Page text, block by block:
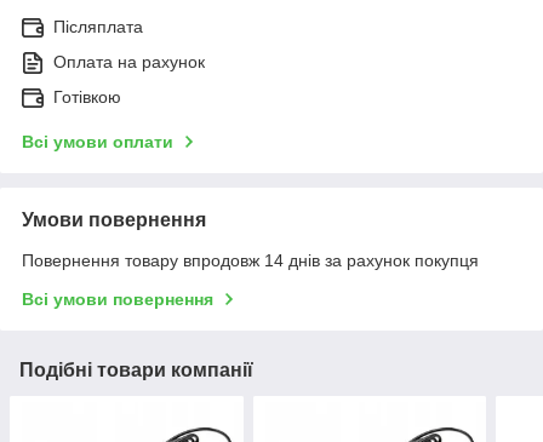
Післяплата
Оплата на рахунок
Готівкою
Всі умови оплати
Умови повернення
Повернення товару впродовж 14 днів за рахунок покупця
Всі умови повернення
Подібні товари компанії